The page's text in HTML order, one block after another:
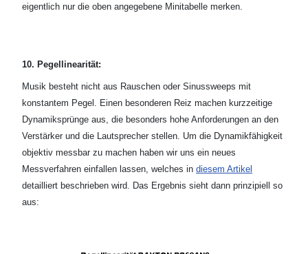
eigentlich nur die oben angegebene Minitabelle merken.
10. Pegellinearität:
Musik besteht nicht aus Rauschen oder Sinussweeps mit
konstantem Pegel. Einen besonderen Reiz machen kurzzeitige
Dynamiksprünge aus, die besonders hohe Anforderungen an den
Verstärker und die Lautsprecher stellen. Um die Dynamikfähigkeit
objektiv messbar zu machen haben wir uns ein neues
Messverfahren einfallen lassen, welches in diesem Artikel
detailliert beschrieben wird. Das Ergebnis sieht dann prinzipiell so
aus: